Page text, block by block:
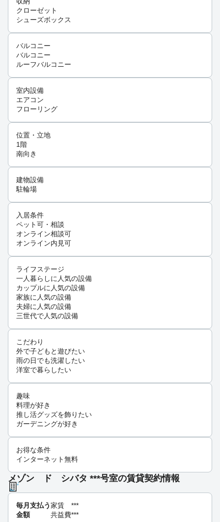
クローゼット
シューズボックス
バルコニー
バルコニー
ルーフバルコニー
室内設備
エアコン
フローリング
位置・立地
1階
南向き
建物設備
駐輪場
入居条件
ペット可・相談
オンライン相談可
オンライン内見可
ライフステージ
一人暮らしに人気の設備
カップルに人気の設備
家族に人気の設備
夫婦に人気の設備
三世代で人気の設備
こだわり
外で子どもと遊びたい
雨の日でも洗濯したい
洋室で暮らしたい
趣味
料理が好き
推し活グッズを飾りたい
ガーデニングが好き
お得な条件
インターネット無料
メゾン ド シバタ ***号室の賃貸契約情報
毎月支払う
金額
家賃
***
共益費***